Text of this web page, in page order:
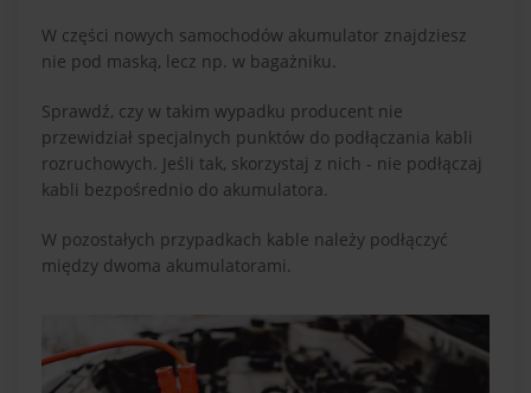
W części nowych samochodów akumulator znajdziesz
nie pod maską, lecz np. w bagażniku.
Sprawdź, czy w takim wypadku producent nie
przewidział specjalnych punktów do podłączania kabli
rozruchowych. Jeśli tak, skorzystaj z nich - nie podłączaj
kabli bezpośrednio do akumulatora.
W pozostałych przypadkach kable należy podłączyć
między dwoma akumulatorami.